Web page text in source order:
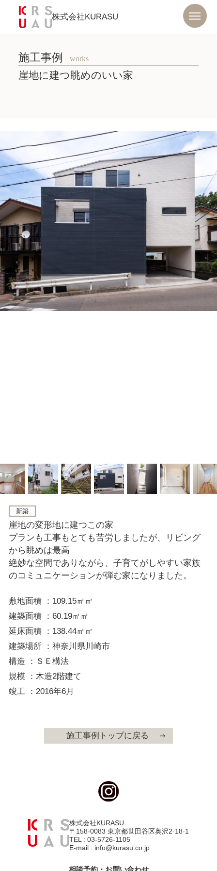
株式会社KURASU
施工事例 works
崖地に建つ眺めのいい家
新築
崖地の変形地に建つこの家
プランも工事もとても苦労しましたが、リビング
から眺めは最高
絶妙な空間でありながら、子育てがしやすい家族
のコミュニケーションが弾む家になりました。
敷地面積 ：109.15㎡㎡
建築面積 ：60.19㎡㎡
延床面積 ：138.44㎡㎡
建築場所 ：神奈川県川崎市
構造 ：ＳＥ構法
規模 ：木造2階建て
竣工 ：2016年6月
施工事例トップに戻る
株式会社KURASU
〒158-0083 東京都世田谷区奥沢2-18-1
TEL : 03-5726-1105
E-mail : info@kurasu.co.jp
相談予約・お問い合わせ